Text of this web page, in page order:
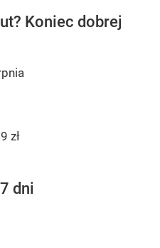
Koniec dobrej
zł
dni